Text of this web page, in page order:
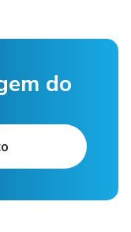
do